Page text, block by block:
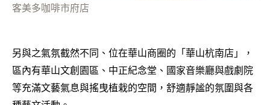
客美多咖啡市府店
另與之氣氛截然不同、位在華山商圈的「華山杭南店」，
區內有華山文創園區、中正紀念堂、國家音樂廳與戲劇院
等充滿文藝氣息與搖曳植栽的空間，舒適靜謐的氛圍與各